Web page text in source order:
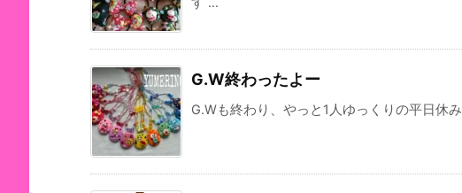
G.W終わったよー
G.Wも終わり、やっと1人ゆっくりの平日休み